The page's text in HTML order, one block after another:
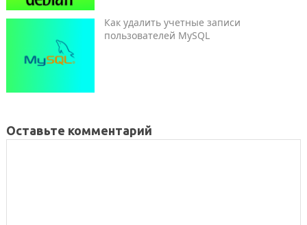
Как удалить учетные записи
пользователей MySQL
Оставьте комментарий